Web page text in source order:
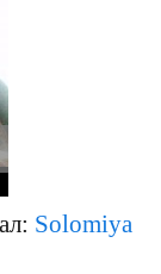
Solomiya